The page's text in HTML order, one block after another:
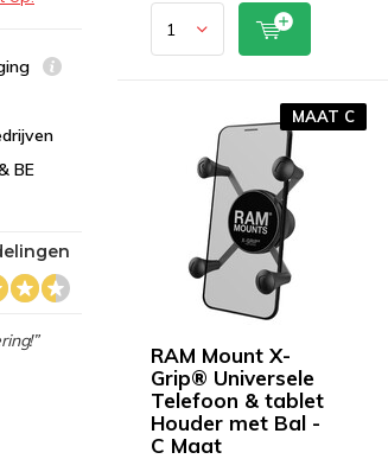
RAM Mount X-
Grip® Universele
Telefoon & tablet
Houder met Bal -
C Maat
MAAT C
BE